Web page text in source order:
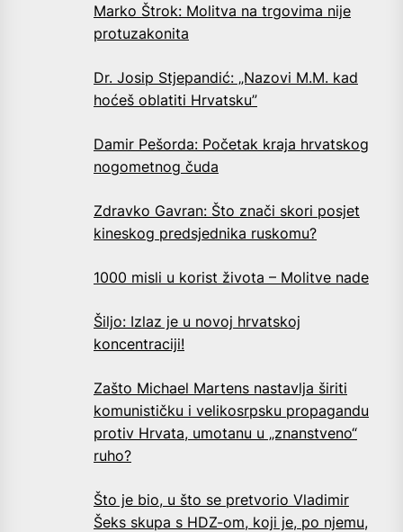
Marko Štrok: Molitva na trgovima nije
protuzakonita
Dr. Josip Stjepandić: „Nazovi M.M. kad
hoćeš oblatiti Hrvatsku”
Damir Pešorda: Početak kraja hrvatskog
nogometnog čuda
Zdravko Gavran: Što znači skori posjet
kineskog predsjednika ruskomu?
1000 misli u korist života – Molitve nade
Šiljo: Izlaz je u novoj hrvatskoj
koncentraciji!
Zašto Michael Martens nastavlja širiti
komunističku i velikosrpsku propagandu
protiv Hrvata, umotanu u „znanstveno“
ruho?
Što je bio, u što se pretvorio Vladimir
Šeks skupa s HDZ-om, koji je, po njemu,